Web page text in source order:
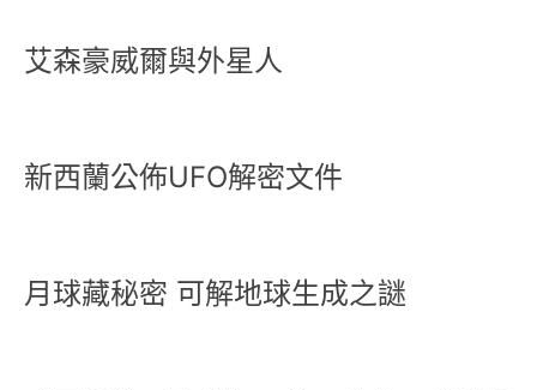
艾森豪威爾與外星人
新西蘭公佈UFO解密文件
月球藏秘密 可解地球生成之謎